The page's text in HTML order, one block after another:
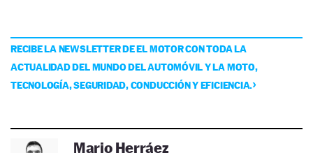
RECIBE LA NEWSLETTER DE EL MOTOR CON TODA LA
ACTUALIDAD DEL MUNDO DEL AUTOMÓVIL Y LA MOTO,
TECNOLOGÍA, SEGURIDAD, CONDUCCIÓN Y EFICIENCIA.
Mario Herráez